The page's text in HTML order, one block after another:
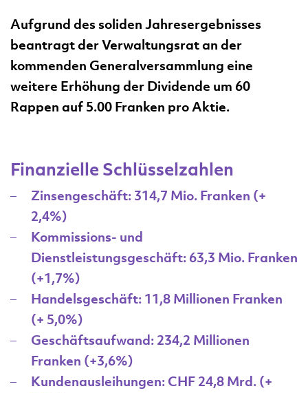
Aufgrund des soliden Jahresergebnisses
beantragt der Verwaltungsrat an der
kommenden Generalversammlung eine
weitere Erhöhung der Dividende um 60
Rappen auf 5.00 Franken pro Aktie.
Finanzielle Schlüsselzahlen
Zinsengeschäft: 314,7 Mio. Franken (+
2,4%)
Kommissions- und
Dienstleistungsgeschäft: 63,3 Mio. Franken
(+1,7%)
Handelsgeschäft: 11,8 Millionen Franken
(+ 5,0%)
Geschäftsaufwand: 234,2 Millionen
Franken (+3,6%)
Kundenausleihungen: CHF 24,8 Mrd. (+